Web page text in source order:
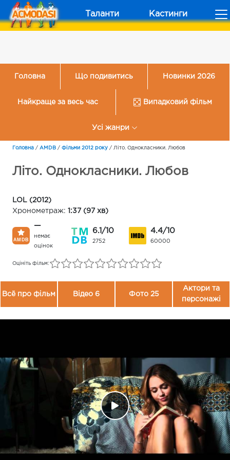
Таланти Кастинги
Головна Що подивитись Новинки 2026
Найкраще за весь час Випадковий фільм
Усі жанри
Головна / AMDB / Фільми 2012 року / Літо. Однокласники. Любов
Літо. Однокласники. Любов
LOL (2012)
Хронометраж: 1:37 (97 хв)
—
немає
оцінок
6.1/10
2752
4.4/10
60000
Оцініть фільм:
Всё про фільм Відео 6 Фото 25
Актори та
персонажі